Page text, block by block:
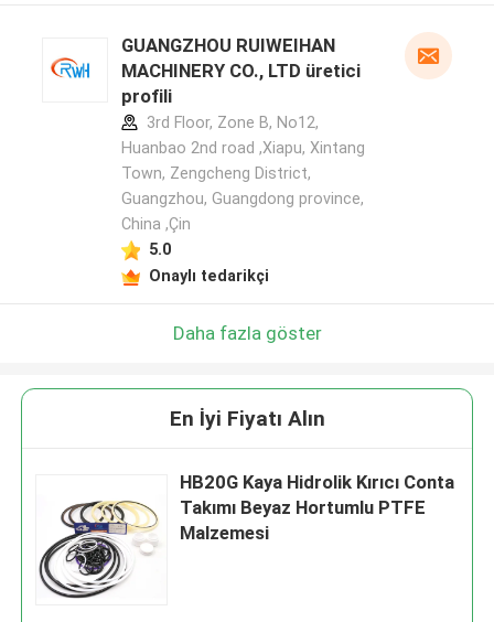
GUANGZHOU RUIWEIHAN
MACHINERY CO., LTD üretici
profili
3rd Floor, Zone B, No12,
Huanbao 2nd road ,Xiapu, Xintang
Town, Zengcheng District,
Guangzhou, Guangdong province,
China ,Çin
5.0
Onaylı tedarikçi
Daha fazla göster
En İyi Fiyatı Alın
HB20G Kaya Hidrolik Kırıcı Conta
Takımı Beyaz Hortumlu PTFE
Malzemesi